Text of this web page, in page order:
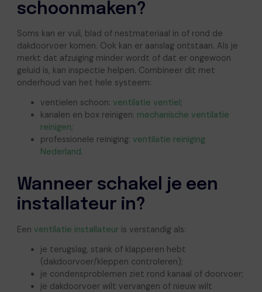
schoonmaken?
Soms kan er vuil, blad of nestmateriaal in of rond de
dakdoorvoer komen. Ook kan er aanslag ontstaan. Als je
merkt dat afzuiging minder wordt of dat er ongewoon
geluid is, kan inspectie helpen. Combineer dit met
onderhoud van het hele systeem:
ventielen schoon: ventilatie ventiel ;
kanalen en box reinigen: mechanische ventilatie
reinigen;
professionele reiniging: ventilatie reiniging
Nederland.
Wanneer schakel je een
installateur in?
Een ventilatie installateuris verstandig als:
je terugslag, stank of klapperen hebt
(dakdoorvoer/kleppen controleren);
je condensproblemen ziet rond kanaal of doorvoer;
je dakdoorvoer wilt vervangen of nieuw wilt